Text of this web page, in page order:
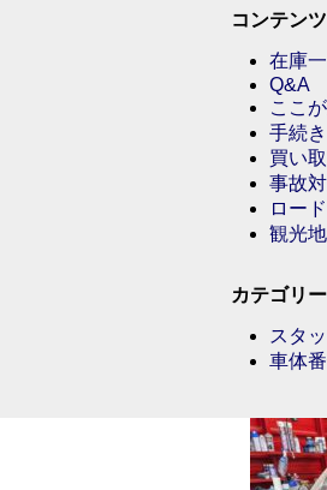
コンテンツ
在庫
Q&A
ここ
手続
買い
事故
ロー
観光
カテゴリー
スタ
車体